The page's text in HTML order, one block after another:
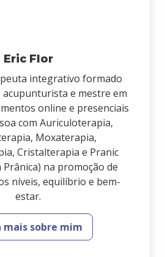
Eric Flor
integrativo formado
e mestre em
online e presenciais
com Auriculoterapia,
Moxaterapia,
Cristalterapia e Pranic
Prânica) na promoção de
níveis, equilíbrio e bem-
estar.
mais sobre mim